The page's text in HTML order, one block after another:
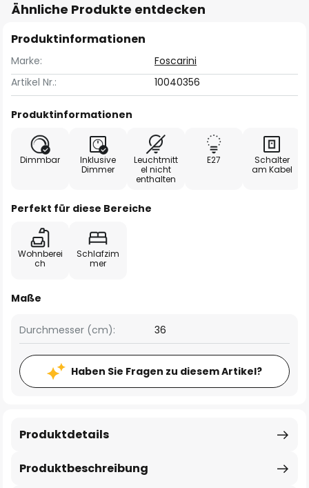
Ähnliche Produkte entdecken
Produktinformationen
Marke:
Foscarini
Artikel Nr.:
10040356
Produktinformationen
Dimmbar
Inklusive
Dimmer
Leuchtmitt
el nicht
enthalten
E27
Schalter
am Kabel
Perfekt für diese Bereiche
Wohnberei
ch
Schlafzim
mer
Maße
Durchmesser (cm): 36
Haben Sie Fragen zu diesem Artikel?
Produktbeschreibung
Produktdetails